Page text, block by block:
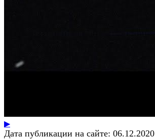
▶
Дата публикации на сайте: 06.12.2020